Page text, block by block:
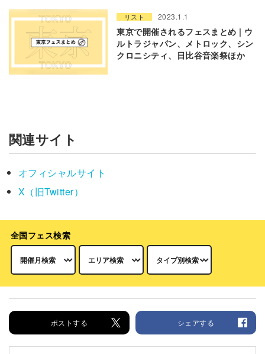
リスト 2023.1.1
東京で開催されるフェスまとめ | ウ
ルトラジャパン、メトロック、シン
クロニシティ、日比谷音楽祭ほか
関連サイト
オフィシャルサイト
X（旧Twitter）
全国フェス検索
ポストする シェアする